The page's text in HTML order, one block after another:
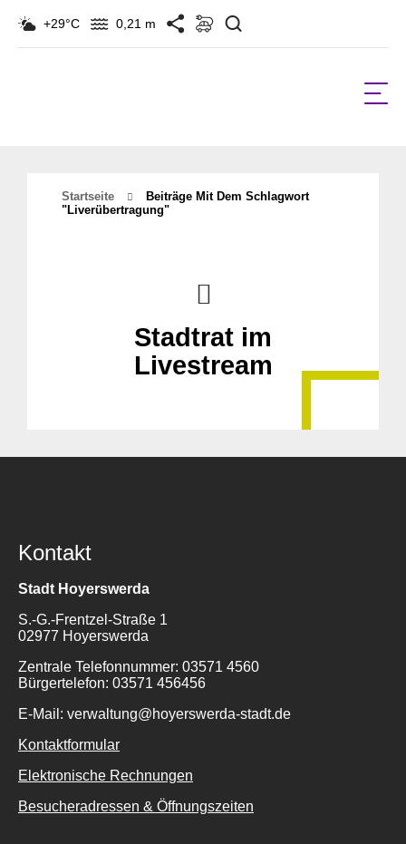
+29°C 0,21 m
Startseite
Beiträge Mit Dem Schlagwort
"liverübertragung"
Stadtrat im
Livestream
Kontakt
Stadt Hoyerswerda
S.-G.-Frentzel-Straße 1
02977 Hoyerswerda
Zentrale Telefonnummer: 03571 4560
Bürgertelefon: 03571 456456
E-Mail: verwaltung@hoyerswerda-stadt.de
Kontaktformular
Elektronische Rechnungen
Besucheradressen & Öffnungszeiten